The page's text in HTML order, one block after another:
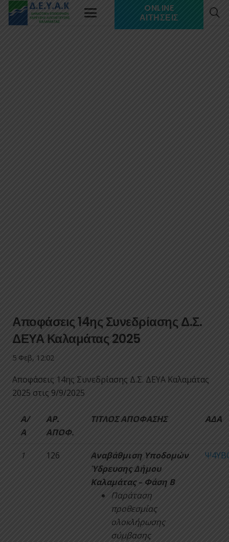
ONLINE
ΑΙΤΉΣΕΙΣ
Αποφάσεις 14ης Συνεδρίασης Δ.Σ.
ΔΕΥΑ Καλαμάτας 2025
5 Φεβ, 12:02
Αποφάσεις 14ης Συνεδρίασης Δ.Σ. ΔΕΥΑ Καλαμάτας
2025 στις 9/9/2025
Α/
Α
ΑΡ.
ΑΠΟΦ.
ΤΙΤΛΟΣ ΑΠΟΦΑΣΗΣ ΑΔΑ
1 126
Αναβάθμιση Υποδομών
Ύδρευσης Δήμου
Καλαμάτας – Φάση Β
Παράταση
προθεσμίας
ολοκλήρωσης
σύμβασης